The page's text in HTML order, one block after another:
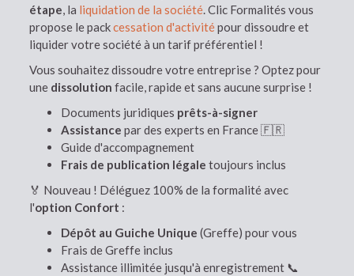
étape, la liquidation de la société. Clic Formalités vous
propose le packcessation d'activitépour dissoudre et
liquider votre société à un tarif préférentiel !
Vous souhaitez dissoudre votre entreprise ? Optez pour
une dissolution facile, rapide et sans aucune surprise !
Documents juridiques prêts-à-signer
Assistance par des experts en France 🇫🇷
Guide d'accompagnement
Frais de publication légale toujours inclus
🏅 Nouveau ! Déléguez 100% de la formalité avec
l'option Confort :
Dépôt au Guiche Unique (Greffe) pour vous
Frais de Greffe inclus
Assistance illimitée jusqu'à enregistrement 📞